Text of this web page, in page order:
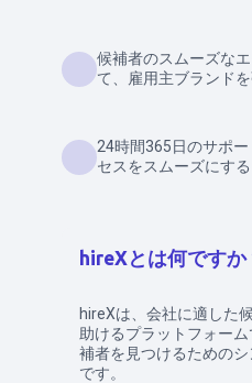
候補者のスムーズな
て、雇用主ブランド
24時間365日のサポ
セスをスムーズにする
hireXとは何ですか
hireXは、会社に適した
助けるプラットフォー
補者を見つけるための
です。